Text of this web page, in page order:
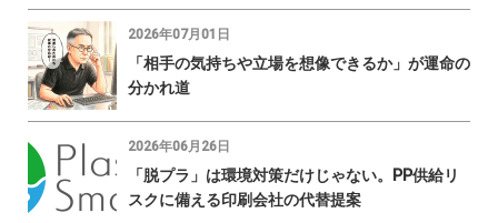
2026年07月01日
「相手の気持ちや立場を想像できるか」が運命の
分かれ道
2026年06月26日
「脱プラ」は環境対策だけじゃない。PP供給リ
スクに備える印刷会社の代替提案